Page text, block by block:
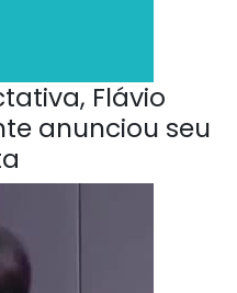
Flávio
anunciou seu